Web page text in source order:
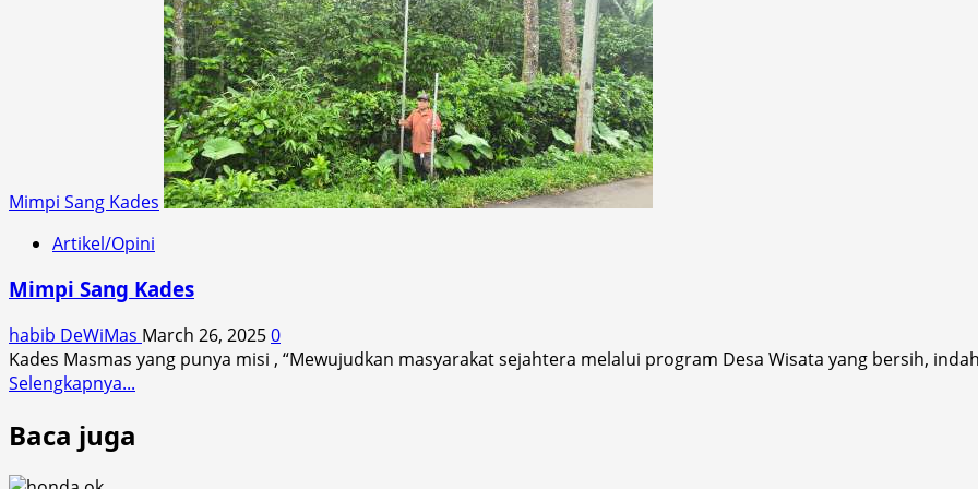
Bantuan
UMKM
Lombok
Timur,
Saat
Warga
Protes
dan
Desa
Menjadi
Sasaran
Mimpi Sang Kades
Artikel/Opini
Mimpi Sang Kades
habib DeWiMas March 26, 20250
Kades Masmas yang punya misi , “Mewujudkan masyarakat sejahtera melalui program Desa Wisata yang bersih,
Selengkapnya...
Baca juga